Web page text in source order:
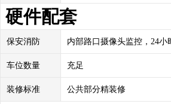
硬件配套
保安消防 内部路口摄像头监控，24小
车位数量 充足
装修标准 公共部分精装修